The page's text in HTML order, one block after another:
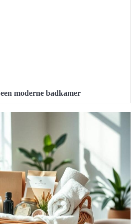
moderne badkamer